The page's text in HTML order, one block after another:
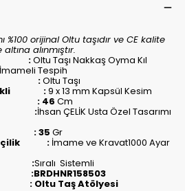
orijinal Oltu taşıdır ve CE kalite
alınmıştır.
:Oltu Taşı Nakkaş Oyma Kıl
Tespih
:Oltu Taşı
Şekli :9 x 13 mm Kapsül Kesim
: 46 Cm
:İhsan ÇELİK Usta Özel Tasarımı
: 35 Gr
İşçilik : İmame ve Kravat1000 Ayar
:Sıralı Sistemli
Oltu Taş Atölyesi